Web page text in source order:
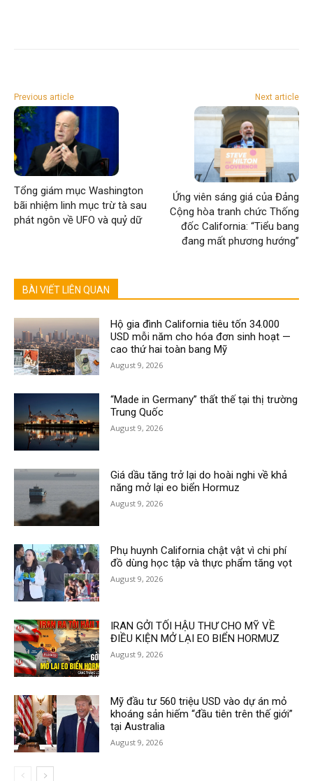
Previous article
Tổng giám mục Washington
bãi nhiệm linh mục trừ tà sau
phát ngôn về UFO và quỷ dữ
Next article
Ứng viên sáng giá của Đảng
Cộng hòa tranh chức Thống
đốc California: “Tiểu bang
đang mất phương hướng”
BÀI VIẾT LIÊN QUAN
Hộ gia đình California tiêu tốn 34.000
USD mỗi năm cho hóa đơn sinh hoạt —
cao thứ hai toàn bang Mỹ
August 9, 2026
“Made in Germany” thất thế tại thị trường
Trung Quốc
August 9, 2026
Giá dầu tăng trở lại do hoài nghi về khả
năng mở lại eo biển Hormuz
August 9, 2026
Phụ huynh California chật vật vì chi phí
đồ dùng học tập và thực phẩm tăng vọt
August 9, 2026
IRAN GỞI TỐI HẬU THƯ CHO MỸ VỀ
ĐIỀU KIỆN MỞ LẠI EO BIỂN HORMUZ
August 9, 2026
Mỹ đầu tư 560 triệu USD vào dự án mỏ
khoáng sản hiếm “đầu tiên trên thế giới”
tại Australia
August 9, 2026